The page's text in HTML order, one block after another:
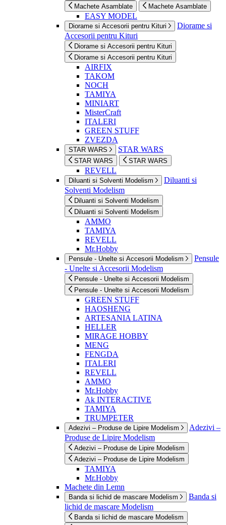
Machete Asamblate Machete Asamblate
EASY MODEL
Diorame si Accesorii pentru Kituri
Diorame si
Accesorii pentru Kituri
Diorame si Accesorii pentru Kituri
Diorame si Accesorii pentru Kituri
AIRFIX
TAKOM
NOCH
TAMIYA
MINIART
MisterCraft
ITALERI
GREEN STUFF
ZVEZDA
STAR WARS STAR WARS
STAR WARS STAR WARS
REVELL
Diluanti si Solventi Modelism
Diluanti si
Solventi Modelism
Diluanti si Solventi Modelism
Diluanti si Solventi Modelism
AMMO
TAMIYA
REVELL
Mr.Hobby
Pensule - Unelte si Accesorii Modelism
Pensule
- Unelte si Accesorii Modelism
Pensule - Unelte si Accesorii Modelism
Pensule - Unelte si Accesorii Modelism
GREEN STUFF
HAOSHENG
ARTESANIA LATINA
HELLER
MIRAGE HOBBY
MENG
FENGDA
ITALERI
REVELL
AMMO
Mr.Hobby
Ak INTERACTIVE
TAMIYA
TRUMPETER
Adezivi – Produse de Lipire Modelism
Adezivi –
Produse de Lipire Modelism
Adezivi – Produse de Lipire Modelism
Adezivi – Produse de Lipire Modelism
TAMIYA
Mr.Hobby
Machete din Lemn
Banda si lichid de mascare Modelism
Banda si
lichid de mascare Modelism
Banda si lichid de mascare Modelism